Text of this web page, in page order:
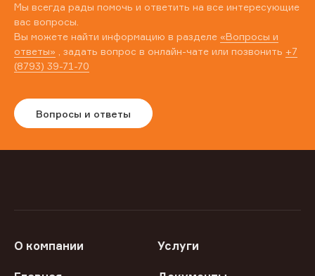
Мы всегда рады помочь и ответить на все интересующие
вас вопросы.
Вы можете найти информацию в разделе «Вопросы и
ответы» , задать вопрос в онлайн-чате или позвонить +7
(8793) 39-71-70
Вопросы и ответы
О компании Услуги